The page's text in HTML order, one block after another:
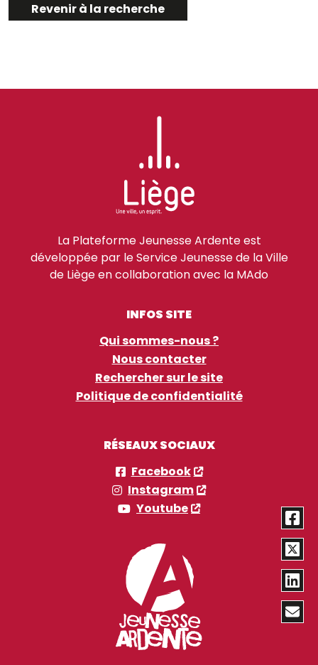
Revenir à la recherche
La Plateforme Jeunesse Ardente est
développée par le Service Jeunesse de la Ville
de Liège en collaboration avec la MAdo
INFOS SITE
Qui sommes-nous ?
Nous contacter
Rechercher sur le site
Politique de confidentialité
RÉSEAUX SOCIAUX
Facebook
Instagram
Youtube